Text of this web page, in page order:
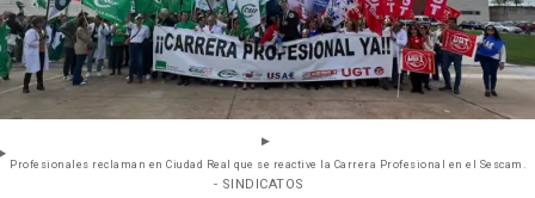
Profesionales reclaman en Ciudad Real que se reactive la Carrera Profesional en el Sescam.
- SINDICATOS